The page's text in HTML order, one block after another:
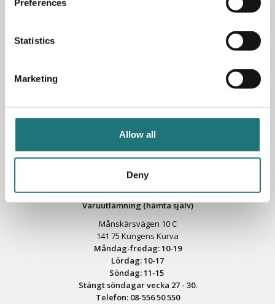
Preferences
Statistics
Marketing
Allow all
Deny
Söndag: 11-17
Telefon:08-702 78 22
Se öppettider för helgdag här
Fri parkering på Åsögatan 121
Varuutlämning (hämta själv)
Månskärsvägen 10 C
141 75 Kungens Kurva
Måndag-fredag: 10-19
Lördag: 10-17
Söndag: 11-15
Stängt söndagar vecka 27 - 30.
Telefon: 08-556 50 550